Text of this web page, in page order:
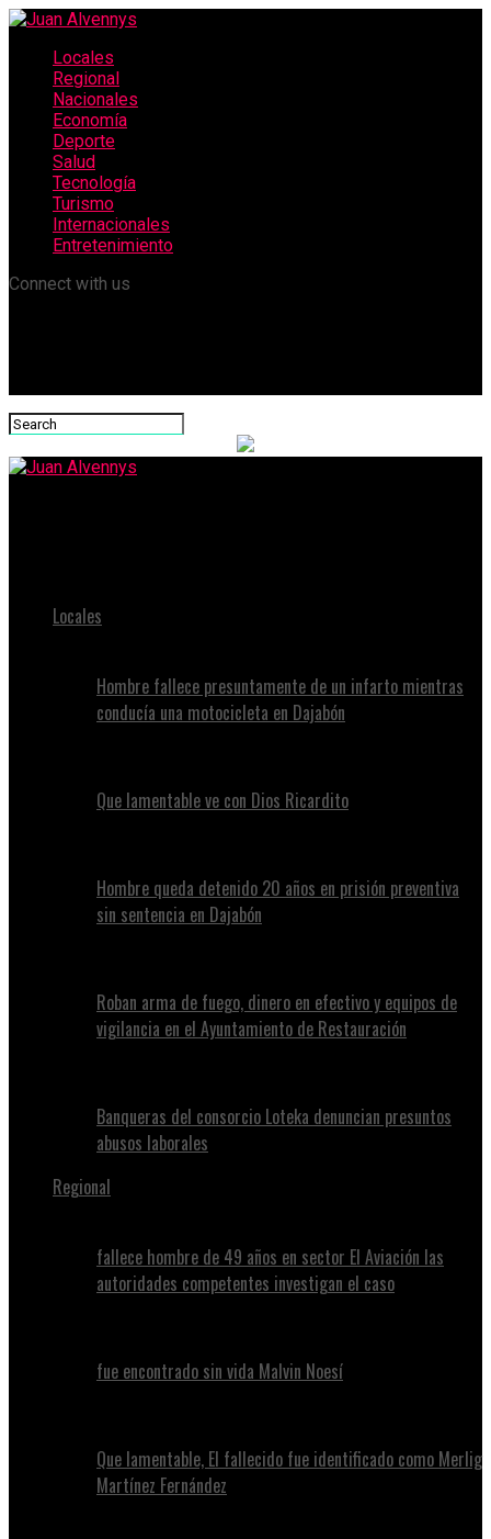
Locales
Regional
Nacionales
Economía
Deporte
Salud
Tecnología
Turismo
Internacionales
Entretenimiento
Connect with us
Locales
Hombre fallece presuntamente de un infarto mientras
conducía una motocicleta en Dajabón
Que lamentable ve con Dios Ricardito
Hombre queda detenido 20 años en prisión preventiva
sin sentencia en Dajabón
Roban arma de fuego, dinero en efectivo y equipos de
vigilancia en el Ayuntamiento de Restauración
Banqueras del consorcio Loteka denuncian presuntos
abusos laborales
Regional
fallece hombre de 49 años en sector El Aviación las
autoridades competentes investigan el caso
fue encontrado sin vida Malvin Noesí
Que lamentable, El fallecido fue identificado como Merlig
Martínez Fernández